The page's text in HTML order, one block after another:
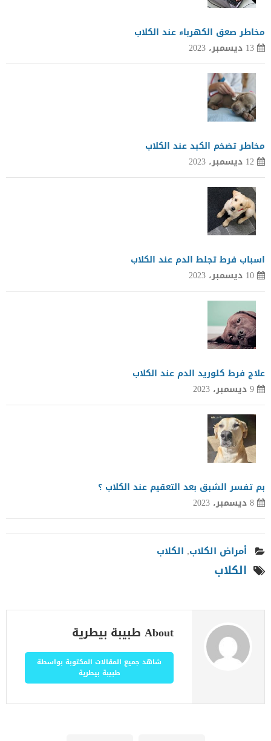
مخاطر صعق الكهرباء عند الكلاب
13 ديسمبر، 2023
مخاطر تضخم الكبد عند الكلاب
12 ديسمبر، 2023
اسباب فرط تجلط الدم عند الكلاب
10 ديسمبر، 2023
علاج فرط كلوريد الدم عند الكلاب
9 ديسمبر، 2023
بم تفسر الشبق بعد التعقيم عند الكلاب ؟
8 ديسمبر، 2023
أمراض الكلاب, الكلاب
الكلاب
About طبيبة بيطرية
شاهد جميع المقالات المكتوبة بواسطة
طبيبة بيطرية